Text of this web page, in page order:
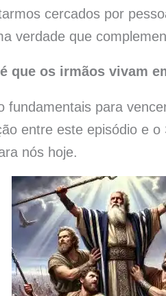
cercados por
verdade que
que os irmãos vivam
fundamentais para
entre este episódio e
nós hoje.